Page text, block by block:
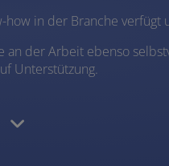
how in der Branche
der Arbeit ebenso
Unterstützung.